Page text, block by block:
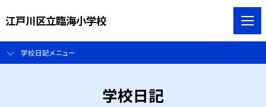
江戸川区立臨海小学校
学校日記メニュー
学校日記